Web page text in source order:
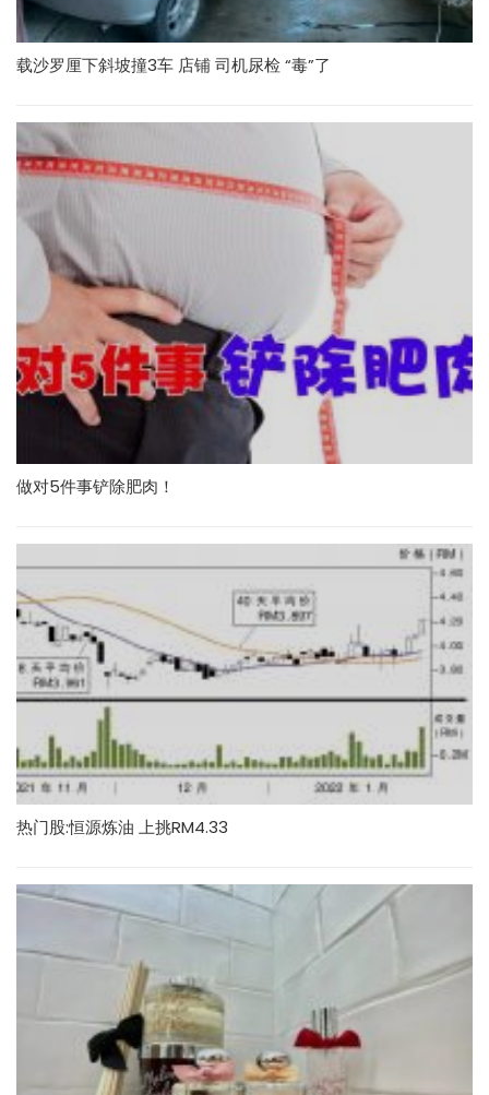
载沙罗厘下斜坡撞3车 店铺 司机尿检 “毒”了
做对5件事铲除肥肉！
热门股:恒源炼油 上挑RM4.33